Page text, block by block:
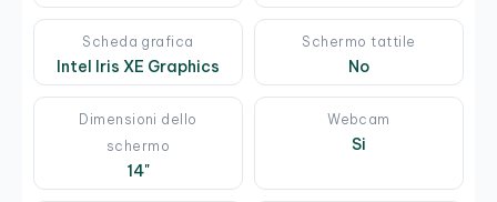
Scheda grafica
Intel Iris XE Graphics
Schermo tattile
No
Dimensioni dello
schermo
14"
Webcam
Si